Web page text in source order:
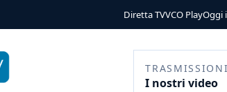
Diretta TVVCO PlayOggi
I nostri video